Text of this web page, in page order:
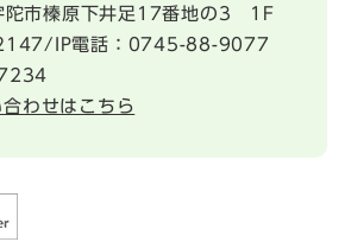
陀市榛原下井足17番地の3 1F
IP電話：0745-88-9077
わせはこちら